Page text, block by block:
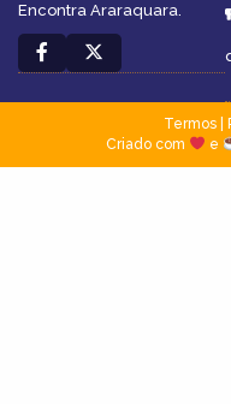
Encontra Araraquara.
Termos|
Criado com
e